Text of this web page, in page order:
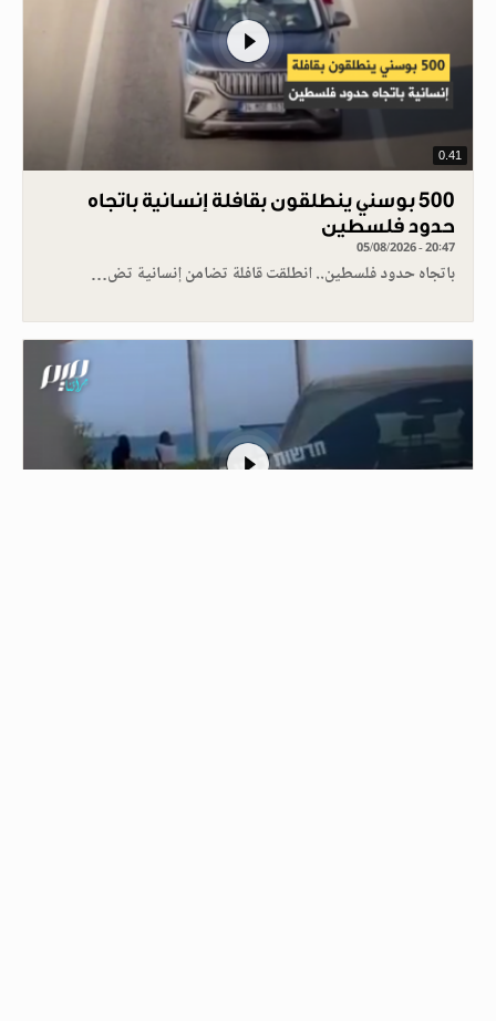
0.41
500 بوسني ينطلقون بقافلة إنسانية باتجاه
حدود فلسطين
05/08/2026 - 20:47
باتجاه حدود فلسطين.. انطلقت قافلة تضامن إنسانية تض…